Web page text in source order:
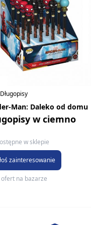
Man: Daleko od domu
w ciemno
w sklepie
zainteresowanie
na bazarze